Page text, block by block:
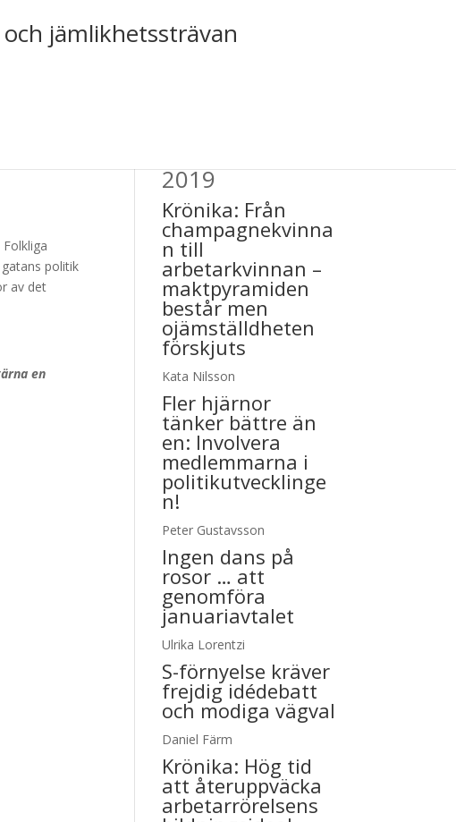
jämlikhetssträvan
politik
av det
en
2019
Krönika: Från
champagnekvinna
n till
arbetarkvinnan –
maktpyramiden
består men
ojämställdheten
förskjuts
Kata Nilsson
Fler hjärnor
tänker bättre än
en: Involvera
medlemmarna i
politikutvecklinge
n!
Peter Gustavsson
Ingen dans på
rosor … att
genomföra
januariavtalet
Ulrika Lorentzi
S-förnyelse kräver
frejdig idédebatt
och modiga vägval
Daniel Färm
Krönika: Hög tid
att återuppväcka
arbetarrörelsens